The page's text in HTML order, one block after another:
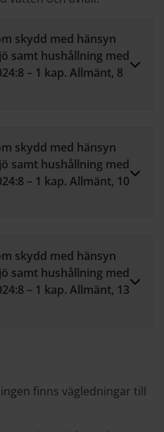
skydd med hänsyn
samt hushållning med
– 1 kap. Allmänt, 8
skydd med hänsyn
samt hushållning med
– 1 kap. Allmänt, 10
skydd med hänsyn
samt hushållning med
– 1 kap. Allmänt, 13
finns vägledningar till